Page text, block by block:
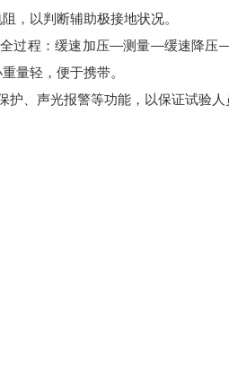
，以判断辅助极接地状况。
全过程：缓速加压—测量—缓速降
量轻，便于携带。
、声光报警等功能，以保证试验人